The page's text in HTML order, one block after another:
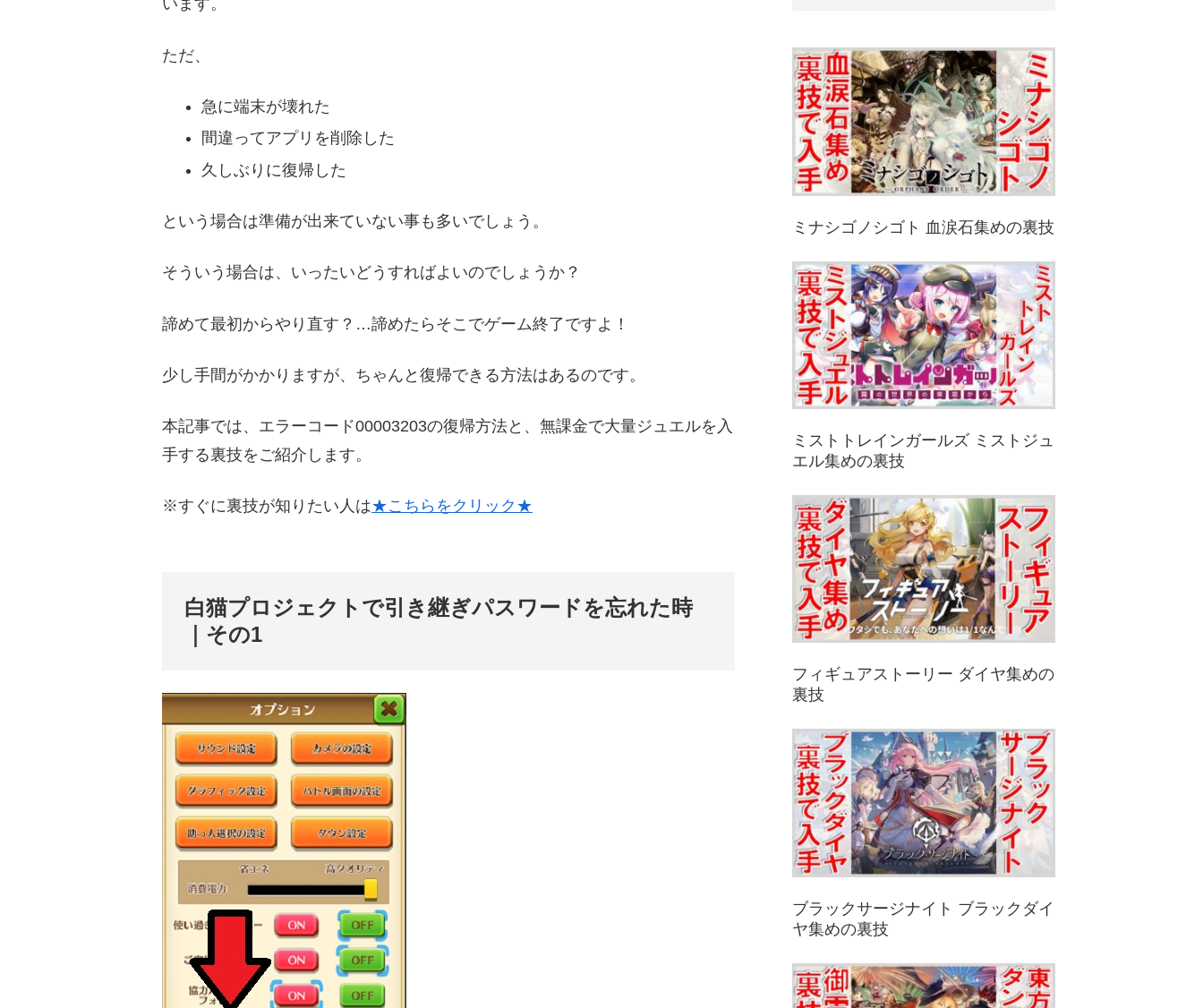
います。
ただ、
急に端末が壊れた
間違ってアプリを削除した
久しぶりに復帰した
という場合は準備が出来ていない事も多いでしょう。
そういう場合は、いったいどうすればよいのでしょうか？
諦めて最初からやり直す？…諦めたらそこでゲーム終了ですよ！
少し手間がかかりますが、ちゃんと復帰できる方法はあるのです。
本記事では、エラーコード00003203の復帰方法と、無課金で大量ジュエルを入
手する裏技をご紹介します。
※すぐに裏技が知りたい人は★こちらをクリック★
白猫プロジェクトで引き継ぎパスワードを忘れた時
｜その1
ミナシゴノシゴト 血涙石集めの裏技
ミストトレインガールズ ミストジュ
エル集めの裏技
フィギュアストーリー ダイヤ集めの
裏技
ブラックサージナイト ブラックダイ
ヤ集めの裏技